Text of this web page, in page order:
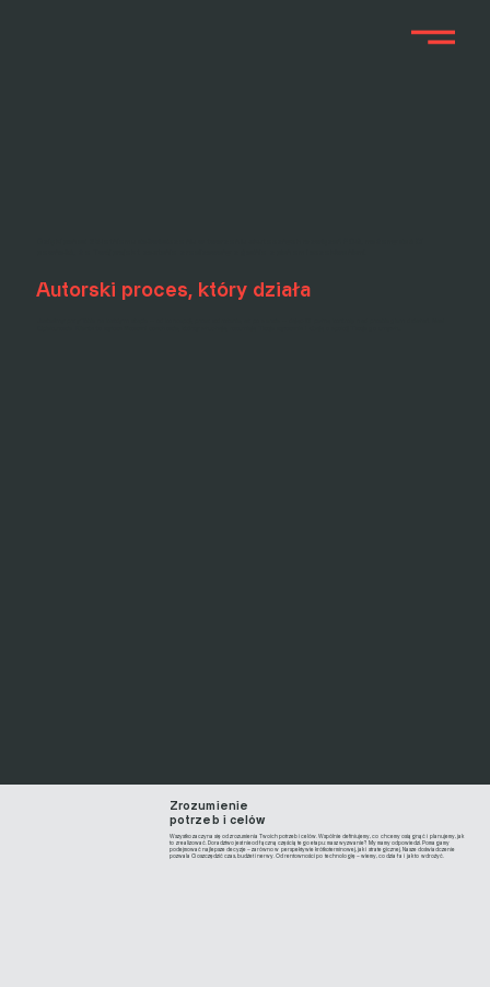
Autorski proces, który działa
Zrozumienie
potrzeb i celów
Wszystko zaczyna się od zrozumienia Twoich potrzeb i celów. Wspólnie definiujemy, co chcemy osiągnąć i planujemy, jak
to zrealizować. Doradztwo jest nieodłączną częścią tego etapu: masz wyzwanie? My mamy odpowiedzi. Pomagamy
podejmować najlepsze decyzje – zarówno w perspektywie krótkoterminowej, jak i strategicznej. Nasze doświadczenie
pozwala Ci oszczędzić czas, budżet i nerwy. Od rentowności po technologię – wiemy, co działa i jak to wdrożyć.